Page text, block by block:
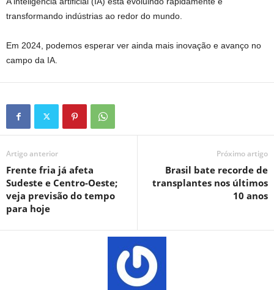
transformando indústrias ao redor do mundo.
Em 2024, podemos esperar ver ainda mais inovação e avanço no
campo da IA.
Artigo anterior
Frente fria já afeta
Sudeste e Centro-Oeste;
veja previsão do tempo
para hoje
Próximo artigo
Brasil bate recorde de
transplantes nos últimos
10 anos